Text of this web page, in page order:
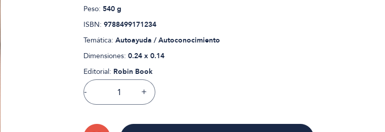
Peso: 540 g
ISBN: 9788499171234
Temática: Autoayuda / Autoconocimiento
Dimensiones: 0.24 x 0.14
Editorial: Robin Book
- +